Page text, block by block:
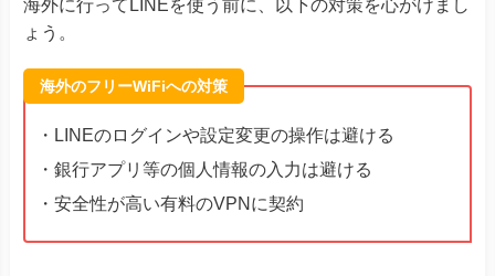
ょう。
海外のフリーWiFiへの対策
・銀行アプリ等の個人情報の入力は避ける
・安全性が高い有料のVPNに契約